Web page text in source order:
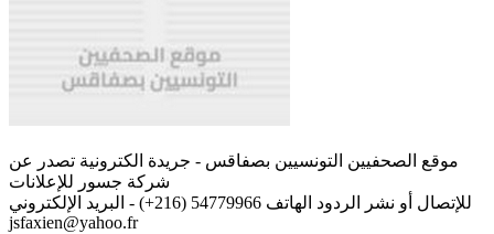
موقع الصحفيين التونسيين بصفاقس - جريدة الكترونية تصدر عن
شركة جسور للإعلانات
للإتصال أو نشر الردود الهاتف 54779966 (216+) - البريد الإلكتروني
jsfaxien@yahoo.fr